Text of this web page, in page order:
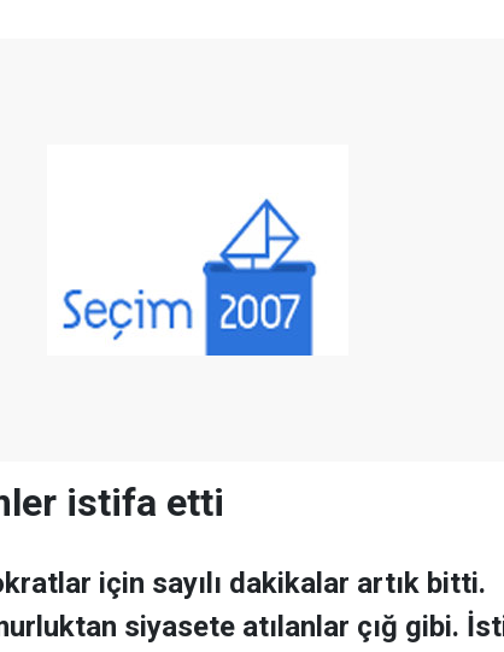
istifa etti
için sayılı dakikalar artık bitti.
siyasete atılanlar çığ gibi.